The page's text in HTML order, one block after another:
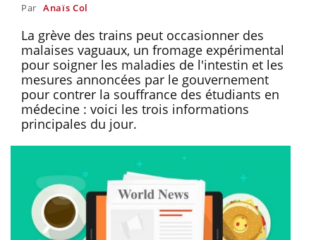
Par Anaïs Col
La grève des trains peut occasionner des
malaises vaguaux, un fromage expérimental
pour soigner les maladies de l'intestin et les
mesures annoncées par le gouvernement
pour contrer la souffrance des étudiants en
médecine : voici les trois informations
principales du jour.